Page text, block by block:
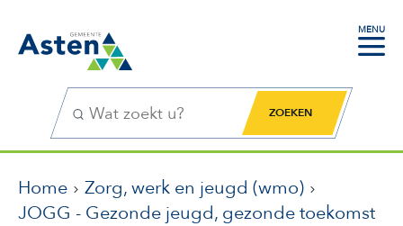
MENU
Zoekfunctie Zoekknop
Home
Zorg, werk en jeugd (wmo)
JOGG - Gezonde jeugd, gezonde toekomst